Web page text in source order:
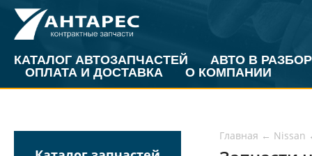
КАТАЛОГ АВТОЗАПЧАСТЕЙ
АВТО В РАЗБОР
ОПЛАТА И ДОСТАВКА
О КОМПАНИИ
Главная ← Nissan